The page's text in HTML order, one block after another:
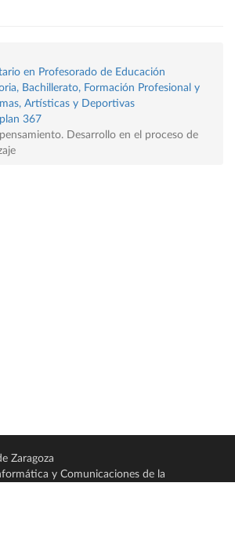
en Profesorado de Educación
Bachillerato, Formación Profesional y
Artísticas y Deportivas
367
Desarrollo en el proceso de
Zaragoza
y Comunicaciones de la